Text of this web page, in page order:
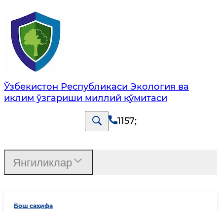
Ўзбекистон Республикаси Экология ва
иқлим ўзгариши миллий қўмитаси
1157;
Бош саҳифа
Янгиликлар